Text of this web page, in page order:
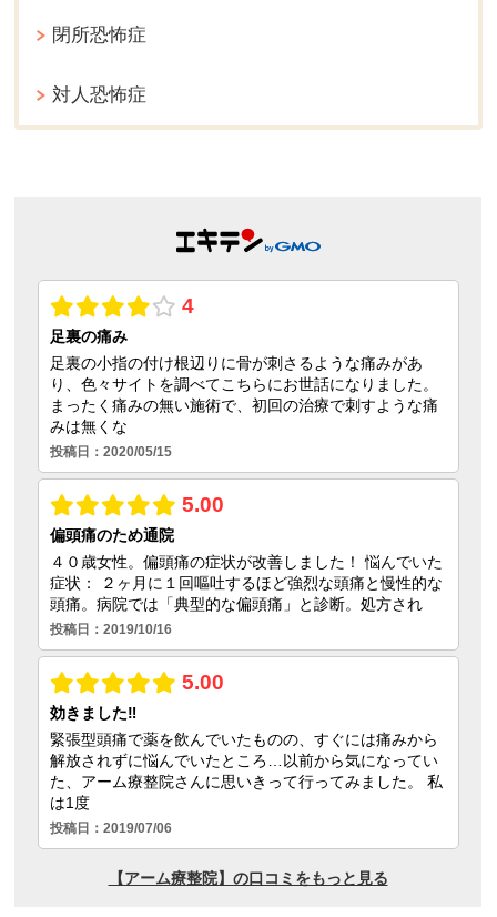
閉所恐怖症
対人恐怖症